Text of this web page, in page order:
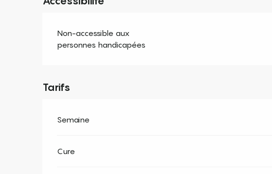
Non-accessible aux
personnes handicapées
Tarifs
Semaine
Cure